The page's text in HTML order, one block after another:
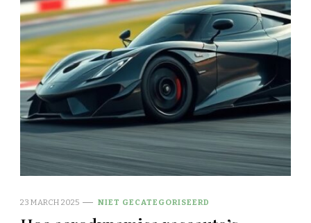
23 MARCH 2025 NIET GECATEGORISEERD